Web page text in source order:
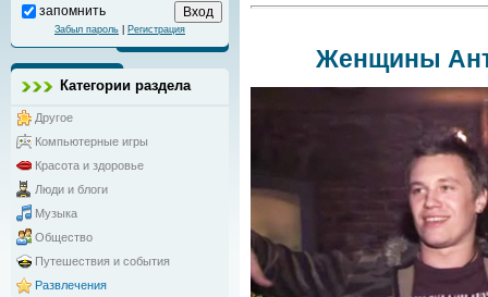
запомнить
Забыл пароль Регистрация
Категории раздела
Другое
Компьютерные игры
Красота и здоровье
Люди и блоги
Музыка
Общество
Путешествия и события
Развлечения
Женщины